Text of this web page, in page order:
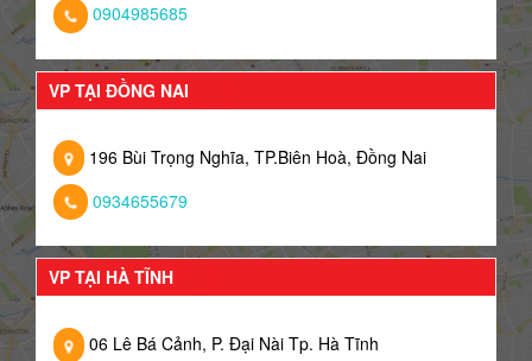
0904985685
VP TẠI ĐỒNG NAI
196 Bùi Trọng Nghĩa, TP.Biên Hoà, Đồng Nai
0934655679
VP TẠI HÀ TĨNH
06 Lê Bá Cảnh, P. Đại Nài Tp. Hà Tĩnh